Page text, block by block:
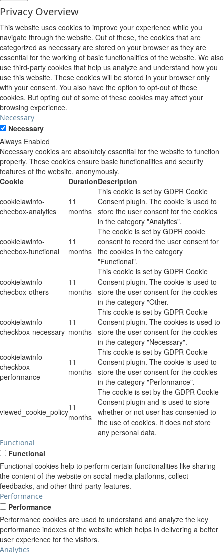
Privacy Overview
This website uses cookies to improve your experience while you
navigate through the website. Out of these, the cookies that are
categorized as necessary are stored on your browser as they are
essential for the working of basic functionalities of the website. We also
use third-party cookies that help us analyze and understand how you
use this website. These cookies will be stored in your browser only
with your consent. You also have the option to opt-out of these
cookies. But opting out of some of these cookies may affect your
browsing experience.
Necessary
Necessary
Always Enabled
Necessary cookies are absolutely essential for the website to function
properly. These cookies ensure basic functionalities and security
features of the website, anonymously.
Cookie
DurationDescription
cookielawinfo-
checbox-analytics
11
months
This cookie is set by GDPR Cookie
Consent plugin. The cookie is used to
store the user consent for the cookies
in the category "Analytics".
cookielawinfo-
checbox-functional
11
months
The cookie is set by GDPR cookie
consent to record the user consent for
the cookies in the category
"Functional".
cookielawinfo-
checbox-others
11
months
This cookie is set by GDPR Cookie
Consent plugin. The cookie is used to
store the user consent for the cookies
in the category "Other.
cookielawinfo-
checkbox-necessary
11
months
This cookie is set by GDPR Cookie
Consent plugin. The cookies is used to
store the user consent for the cookies
in the category "Necessary".
cookielawinfo-
checkbox-
performance
11
months
This cookie is set by GDPR Cookie
Consent plugin. The cookie is used to
store the user consent for the cookies
in the category "Performance".
viewed_cookie_policy11
months
The cookie is set by the GDPR Cookie
Consent plugin and is used to store
whether or not user has consented to
the use of cookies. It does not store
any personal data.
Functional
Functional
Functional cookies help to perform certain functionalities like sharing
the content of the website on social media platforms, collect
feedbacks, and other third-party features.
Performance
Performance
Performance cookies are used to understand and analyze the key
performance indexes of the website which helps in delivering a better
user experience for the visitors.
Analytics